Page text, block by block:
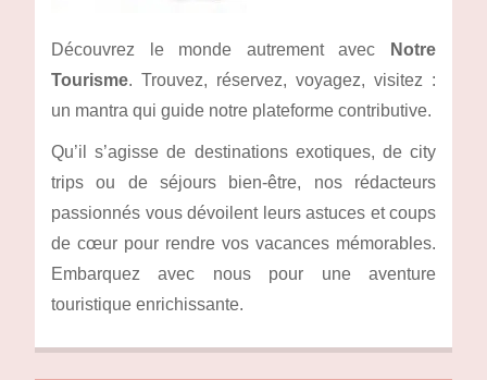
Découvrez le monde autrement avec
Notre
Tourisme. Trouvez, réservez, voyagez, visitez :
un mantra qui guide notre plateforme contributive.
Qu’il s’agisse de destinations exotiques, de city
trips ou de séjours bien-être, nos rédacteurs
passionnés vous dévoilent leurs astuces et coups
de cœur pour rendre vos vacances mémorables.
Embarquez avec nous pour une aventure
touristique enrichissante.